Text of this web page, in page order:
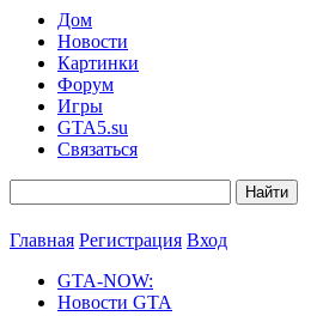
Дом
Новости
Картинки
Форум
Игры
GTA5.su
Связаться
Главная Регистрация Вход
GTA-NOW:
Новости GTA